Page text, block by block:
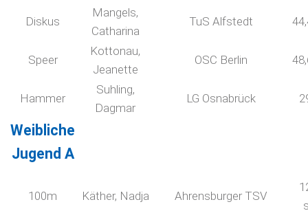
Diskus
Mangels,
Catharina
TuS Alfstedt
Speer
Kottonau,
Jeanette
OSC Berlin
Hammer
Suhling,
Dagmar
LG Osnabrück
Weibliche
Jugend A
100m Käther, Nadja Ahrensburger TSV